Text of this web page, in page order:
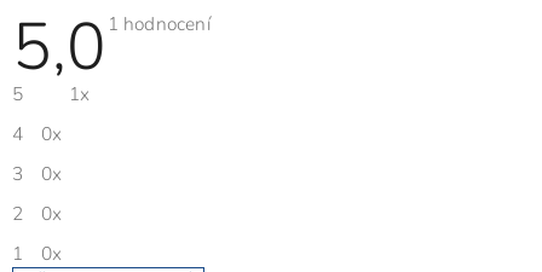
5,0 Průměrné
1 hodnocení
5
1x
4
0x
3
0x
2
0x
1
0x